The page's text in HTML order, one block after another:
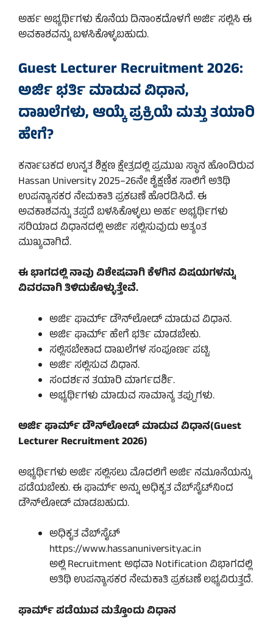
ಅರ್ಹ ಅಭ್ಯರ್ಥಿಗಳು ಕೊನೆಯ ದಿನಾಂಕದೊಳಗೆ ಅರ್ಜಿ ಸಲ್ಲಿಸಿ ಈ
ಅವಕಾಶವನ್ನು ಬಳಸಿಕೊಳ್ಳಬಹುದು.
Guest Lecturer Recruitment 2026:
ಅರ್ಜಿ ಭರ್ತಿ ಮಾಡುವ ವಿಧಾನ,
ದಾಖಲೆಗಳು, ಆಯ್ಕೆ ಪ್ರಕ್ರಿಯೆ ಮತ್ತು ತಯಾರಿ
ಹೇಗೆ?
ಕರ್ನಾಟಕದ ಉನ್ನತ ಶಿಕ್ಷಣ ಕ್ಷೇತ್ರದಲ್ಲಿ ಪ್ರಮುಖ ಸ್ಥಾನ ಹೊಂದಿರುವ
Hassan University 2025–26ನೇ ಶೈಕ್ಷಣಿಕ ಸಾಲಿಗೆ ಅತಿಥಿ
ಉಪನ್ಯಾಸಕರ ನೇಮಕಾತಿ ಪ್ರಕಟಣೆ ಹೊರಡಿಸಿದೆ. ಈ
ಅವಕಾಶವನ್ನು ತಪ್ಪದೆ ಬಳಸಿಕೊಳ್ಳಲು ಅರ್ಹ ಅಭ್ಯರ್ಥಿಗಳು
ಸರಿಯಾದ ವಿಧಾನದಲ್ಲಿ ಅರ್ಜಿ ಸಲ್ಲಿಸುವುದು ಅತ್ಯಂತ
ಮುಖ್ಯವಾಗಿದೆ.
ಈ ಭಾಗದಲ್ಲಿ ನಾವು ವಿಶೇಷವಾಗಿ ಕೆಳಗಿನ ವಿಷಯಗಳನ್ನು
ವಿವರವಾಗಿ ತಿಳಿದುಕೊಳ್ಳುತ್ತೇವೆ.
ಅರ್ಜಿ ಫಾರ್ಮ್ ಡೌನ್‌ಲೋಡ್ ಮಾಡುವ ವಿಧಾನ.
ಅರ್ಜಿ ಫಾರ್ಮ್ ಹೇಗೆ ಭರ್ತಿ ಮಾಡಬೇಕು.
ಸಲ್ಲಿಸಬೇಕಾದ ದಾಖಲೆಗಳ ಸಂಪೂರ್ಣ ಪಟ್ಟಿ.
ಅರ್ಜಿ ಸಲ್ಲಿಸುವ ವಿಧಾನ.
ಸಂದರ್ಶನ ತಯಾರಿ ಮಾರ್ಗದರ್ಶಿ.
ಅಭ್ಯರ್ಥಿಗಳು ಮಾಡುವ ಸಾಮಾನ್ಯ ತಪ್ಪುಗಳು.
ಅರ್ಜಿ ಫಾರ್ಮ್ ಡೌನ್‌ಲೋಡ್ ಮಾಡುವ ವಿಧಾನ(Guest
Lecturer Recruitment 2026)
ಅಭ್ಯರ್ಥಿಗಳು ಅರ್ಜಿ ಸಲ್ಲಿಸಲು ಮೊದಲಿಗೆ ಅರ್ಜಿ ನಮೂನೆಯನ್ನು
ಪಡೆಯಬೇಕು. ಈ ಫಾರ್ಮ್ ಅನ್ನು ಅಧಿಕೃತ ವೆಬ್‌ಸೈಟ್‌ನಿಂದ
ಡೌನ್‌ಲೋಡ್ ಮಾಡಬಹುದು.
ಅಧಿಕೃತ ವೆಬ್‌ಸೈಟ್
https://www.hassanuniversity.ac.in
ಅಲ್ಲಿ Recruitment ಅಥವಾ Notification ವಿಭಾಗದಲ್ಲಿ
ಅತಿಥಿ ಉಪನ್ಯಾಸಕರ ನೇಮಕಾತಿ ಪ್ರಕಟಣೆ ಲಭ್ಯವಿರುತ್ತದೆ.
ಫಾರ್ಮ್ ಪಡೆಯುವ ಮತ್ತೊಂದು ವಿಧಾನ